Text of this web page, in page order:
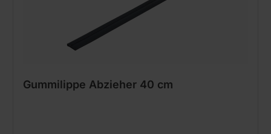
Gummilippe Abzieher 40 cm